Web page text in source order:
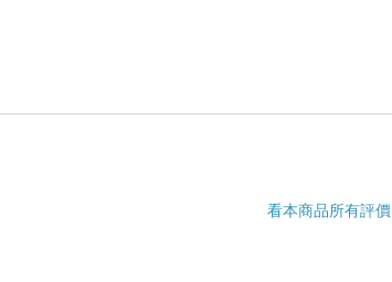
看本商品所有評價